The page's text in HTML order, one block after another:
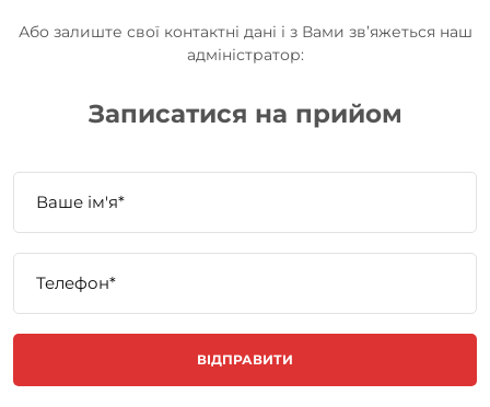
Або залиште свої контактні дані і з Вами зв’яжеться наш
адміністратор:
Записатися на прийом
ВІДПРАВИТИ